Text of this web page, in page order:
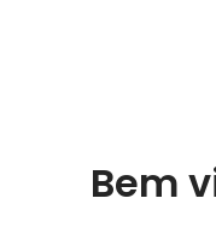
Bem